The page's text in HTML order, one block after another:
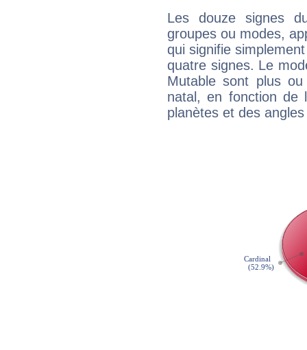
Les douze signes
groupes ou modes,
qui signifie
quatre signes. Le
Mutable sont plus
natal, en fonction de
planètes et des